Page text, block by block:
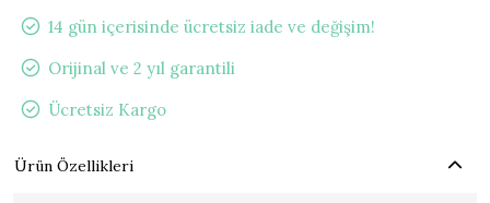
14 gün içerisinde ücretsiz iade ve değişim!
Orijinal ve 2 yıl garantili
Ücretsiz Kargo
Ürün Özellikleri